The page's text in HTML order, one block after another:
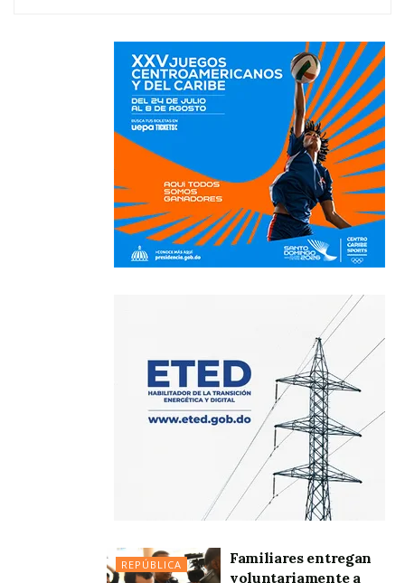
REPÚBLICA
Familiares entregan
voluntariamente a